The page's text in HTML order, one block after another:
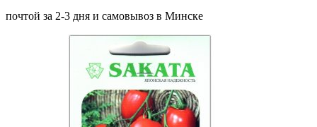
почтой за 2-3 дня и самовывоз в Минске